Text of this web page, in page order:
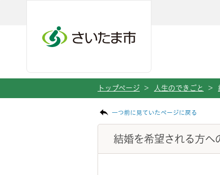
トップページ > 人生のできごと >
一つ前に見ていたページに戻る
結婚を希望される方へ